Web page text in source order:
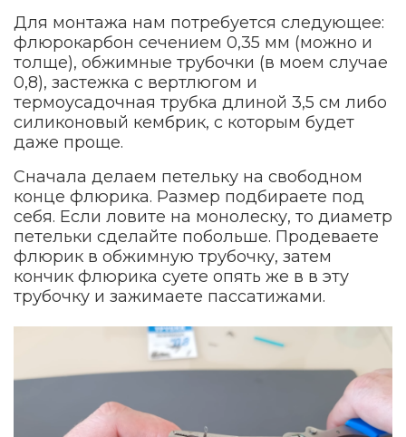
Для монтажа нам потребуется следующее:
флюрокарбон сечением 0,35 мм (можно и
толще), обжимные трубочки (в моем случае
0,8), застежка с вертлюгом и
термоусадочная трубка длиной 3,5 см либо
силиконовый кембрик, с которым будет
даже проще.
Сначала делаем петельку на свободном
конце флюрика. Размер подбираете под
себя. Если ловите на монолеску, то диаметр
петельки сделайте побольше. Продеваете
флюрик в обжимную трубочку, затем
кончик флюрика суете опять же в в эту
трубочку и зажимаете пассатижами.